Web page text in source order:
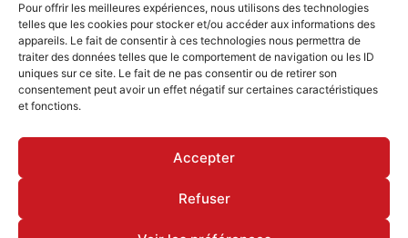
Pour offrir les meilleures expériences, nous utilisons des technologies
telles que les cookies pour stocker et/ou accéder aux informations des
appareils. Le fait de consentir à ces technologies nous permettra de
traiter des données telles que le comportement de navigation ou les ID
uniques sur ce site. Le fait de ne pas consentir ou de retirer son
consentement peut avoir un effet négatif sur certaines caractéristiques
et fonctions.
Accepter
Refuser
Inscription listes électorales
Recensement militaire
Le journal de ma ville
Gestion des déchets
Mentions légales & politique de confidentialité
Déclaration d’accessibilité